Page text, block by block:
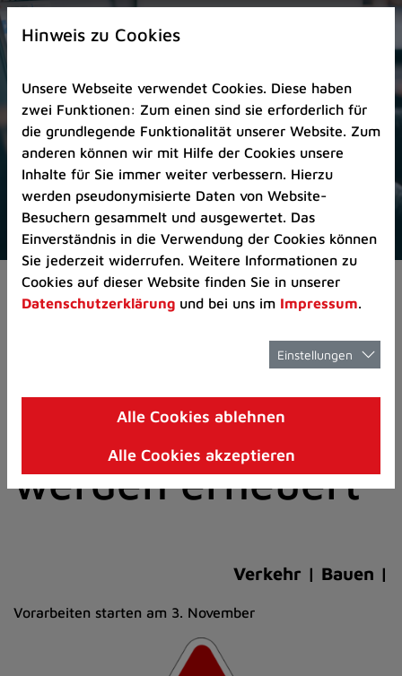
Zur
Startseite
Zum
Seitenanfang
springen
(Schnelltaste
A)
Zur
Navigation/Menü
springen
(Schnelltaste
M)
Zur
8)
I)
Pressemeldungen Kanäle am
Kohlendey
werden erneuert
Verkehr | Bauen |
Vorarbeiten starten am 3. November
Hinweis zu Cookies
Unsere Webseite verwendet Cookies. Diese haben
zwei Funktionen: Zum einen sind sie erforderlich für
die grundlegende Funktionalität unserer Website. Zum
anderen können wir mit Hilfe der Cookies unsere
Inhalte für Sie immer weiter verbessern. Hierzu
werden pseudonymisierte Daten von Website-
Besuchern gesammelt und ausgewertet. Das
Einverständnis in die Verwendung der Cookies können
Sie jederzeit widerrufen. Weitere Informationen zu
Cookies auf dieser Website finden Sie in unserer
Datenschutzerklärung und bei uns im Impressum.
Einstellungen
Alle Cookies ablehnen
Alle Cookies akzeptieren